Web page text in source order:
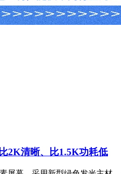
2K清晰、比1.5K功耗低